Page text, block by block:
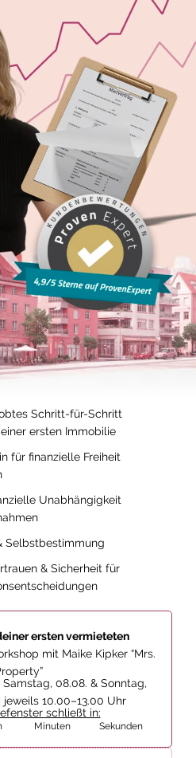
Schritt-für-Schritt
ersten Immobilie
für finanzielle Freiheit
Unabhängigkeit
Selbstbestimmung
& Sicherheit für
ersten vermieteten
mit Maike Kipker “Mrs.
Samstag, 08.08. & Sonntag,
jeweils 10.00–13.00 Uhr
schließt in:
Minuten Sekunden